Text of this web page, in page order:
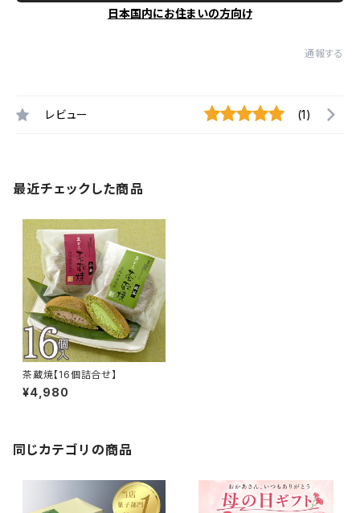
日本国内にお住まいの方向け
通報する
レビュー (1)
最近チェックした商品
茶蔵焼【16個詰合せ】
¥4,980
同じカテゴリの商品